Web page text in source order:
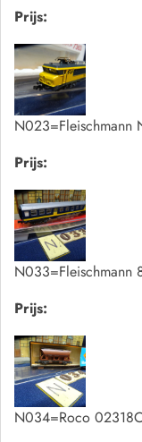
Prijs:
N023=Fleischmann
Prijs:
N033=Fleischmann
Prijs:
N034=Roco